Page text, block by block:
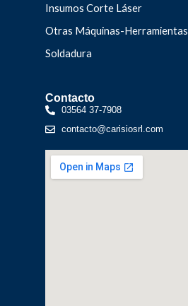
Insumos Corte Láser
Otras Máquinas-Herramientas
Soldadura
Contacto
03564 37-7908
contacto@carisiosrl.com